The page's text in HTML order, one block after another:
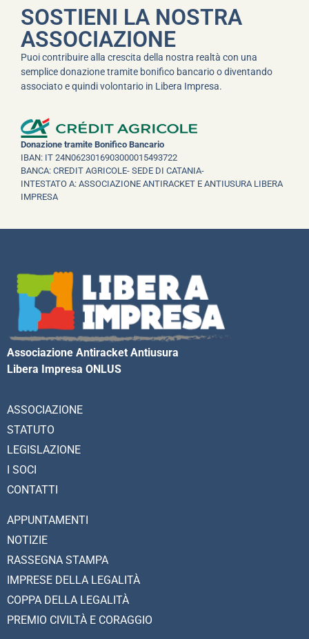
SOSTIENI LA NOSTRA
ASSOCIAZIONE
Puoi contribuire alla crescita della nostra realtà con una
semplice donazione tramite bonifico bancario o diventando
associato e quindi volontario in Libera Impresa.
Donazione tramite Bonifico Bancario
IBAN: IT 24N0623016903000015493722
BANCA: CREDIT AGRICOLE- SEDE DI CATANIA-
INTESTATO A: ASSOCIAZIONE ANTIRACKET E ANTIUSURA LIBERA
IMPRESA
Associazione Antiracket Antiusura
Libera Impresa ONLUS
ASSOCIAZIONE
STATUTO
LEGISLAZIONE
I SOCI
CONTATTI
APPUNTAMENTI
NOTIZIE
RASSEGNA STAMPA
IMPRESE DELLA LEGALITÀ
COPPA DELLA LEGALITÀ
PREMIO CIVILTÀ E CORAGGIO